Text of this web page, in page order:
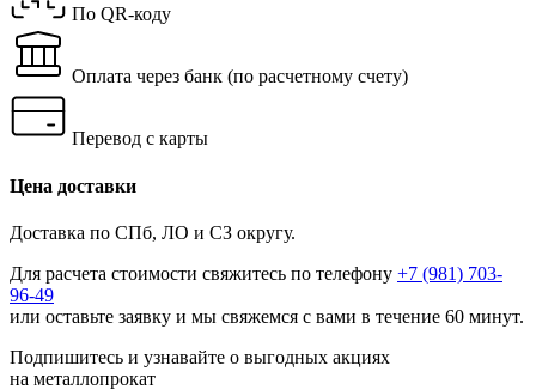
По QR-коду
Оплата через банк (по расчетному счету)
Перевод с карты
Цена доставки
Доставка по СПб, ЛО и СЗ округу.
Для расчета стоимости свяжитесь по телефону +7 (981) 703-
96-49
или оставьте заявку и мы свяжемся с вами в течение 60 минут.
Подпишитесь и узнавайте о выгодных акциях
на металлопрокат